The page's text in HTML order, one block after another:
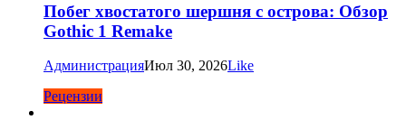
Побег хвостатого шершня с острова: Обзор
Gothic 1 Remake
АдминистрацияИюл 30, 2026Like
Рецензии